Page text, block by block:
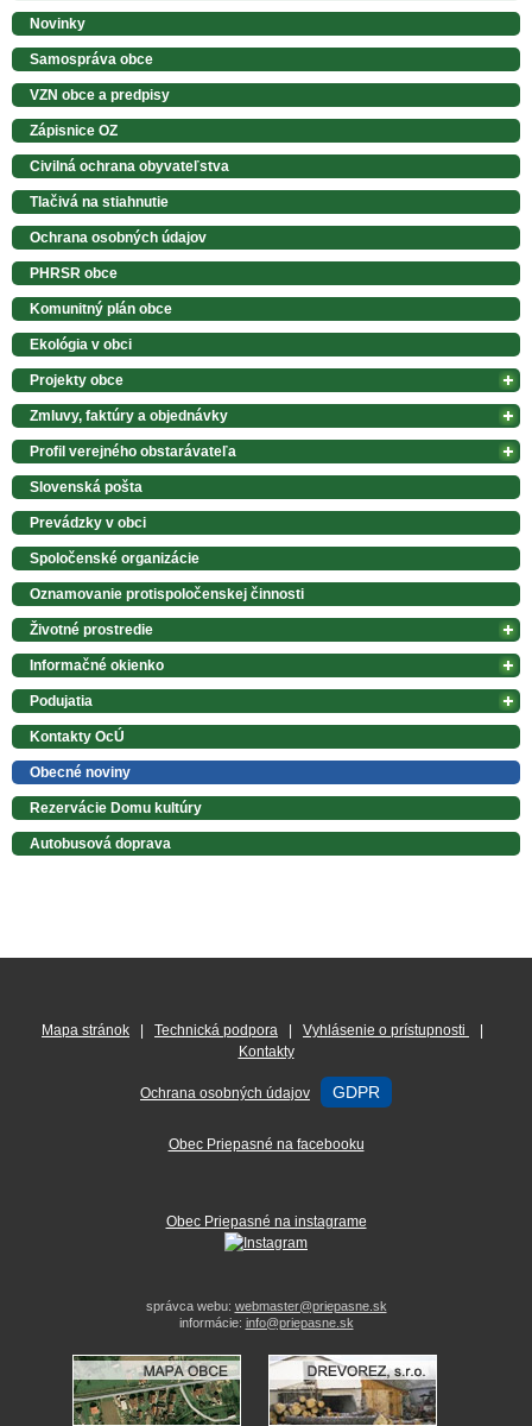
Novinky
Samospráva obce
VZN obce a predpisy
Zápisnice OZ
Civilná ochrana obyvateľstva
Tlačivá na stiahnutie
Ochrana osobných údajov
PHRSR obce
Komunitný plán obce
Ekológia v obci
Projekty obce
Zmluvy, faktúry a objednávky
Profil verejného obstarávateľa
Slovenská pošta
Prevádzky v obci
Spoločenské organizácie
Oznamovanie protispoločenskej činnosti
Životné prostredie
Informačné okienko
Podujatia
Kontakty OcÚ
Obecné noviny
Rezervácie Domu kultúry
Autobusová doprava
Mapa stránok Technická podpora Vyhlásenie o prístupnosti
Kontakty
Ochrana osobných údajov GDPR
Obec Priepasné na facebooku
Obec Priepasné na instagrame
správca webu: webmaster@priepasne.sk
informácie: info@priepasne.sk